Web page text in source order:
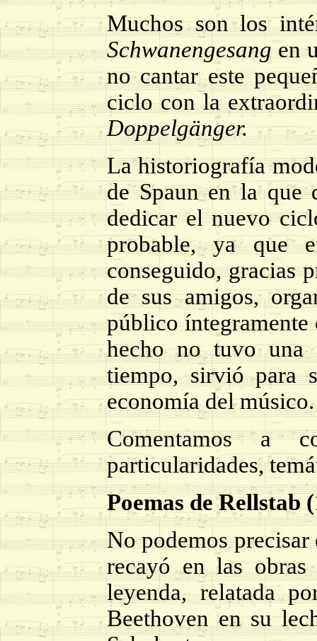
Muchos son los
Schwanengesangen
no cantar este
ciclo con la
Doppelgänger.
La historiografía
de Spaun en la que
dedicar el nuevo
probable, ya que
conseguido, gracias
de sus amigos,
público íntegramente
hecho no tuvo una
tiempo, sirvió para
economía del músico.
Comentamos a
particularidades,
Poemas de Rellstab
No podemos
recayó en las obras
leyenda, relatada
Beethoven en su